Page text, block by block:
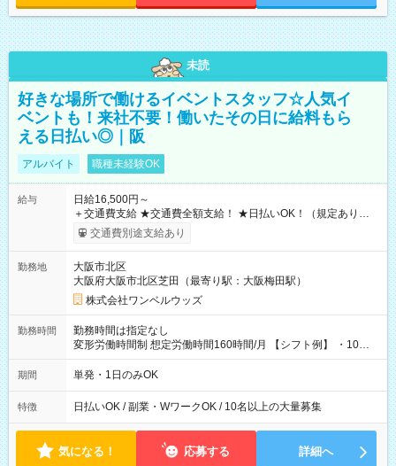
未読
好きな場所で働けるイベントスタッフ☆人気イ
ベントも！来社不要！働いたその日に給料もら
える日払い◎｜阪
アルバイト 職種未経験OK
給与
日給16,500円～
＋交通費支給 ★交通費全額支給！ ★日払いOK！（規定あり） ┗
働いたその日に現金GET♪ お仕事後はコンビニATMから 日払
交通費別途支給あり
勤務地
大阪市北区
大阪府大阪市北区芝田（最寄り駅：大阪梅田駅）
株式会社ワンベルウッズ
勤務時間
勤務時間は指定なし
変形労働時間制 想定労働時間160時間/月 【シフト例】 ・10：
00～20：00
期間 単発・1日のみOK
特徴 日払いOK / 副業・WワークOK / 10名以上の大量募集
気になる！ 応募する 詳細へ